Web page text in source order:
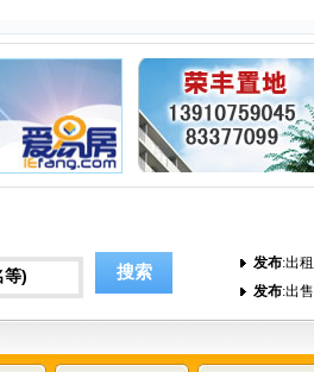
搜索 发布:出租
发布:出售